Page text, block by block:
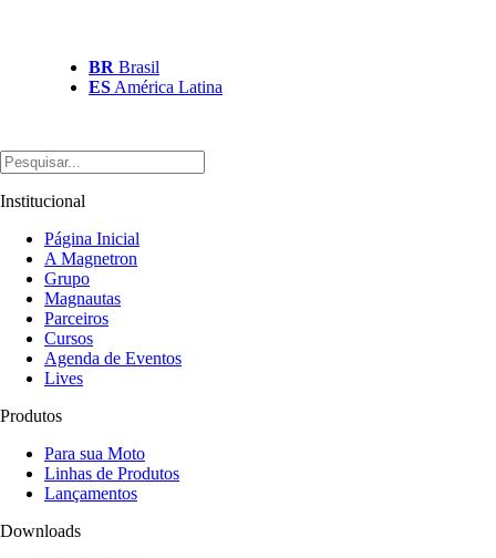
BR Brasil
ES América Latina
Institucional
Página Inicial
A Magnetron
Grupo
Magnautas
Parceiros
Cursos
Agenda de Eventos
Lives
Produtos
Para sua Moto
Linhas de Produtos
Lançamentos
Downloads